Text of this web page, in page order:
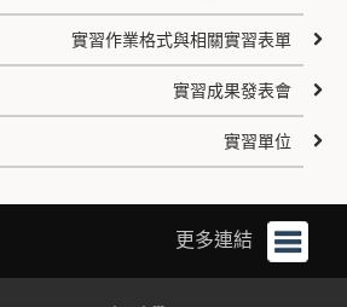
實習作業格式與相關實習表單
實習成果發表會
實習單位
更多連結